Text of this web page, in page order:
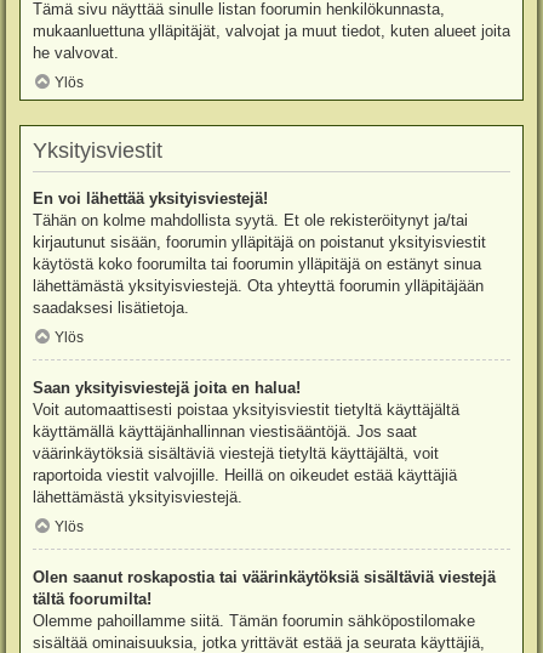
Tämä sivu näyttää sinulle listan foorumin henkilökunnasta,
mukaanluettuna ylläpitäjät, valvojat ja muut tiedot, kuten alueet joita
he valvovat.
Ylös
Yksityisviestit
En voi lähettää yksityisviestejä!
Tähän on kolme mahdollista syytä. Et ole rekisteröitynyt ja/tai
kirjautunut sisään, foorumin ylläpitäjä on poistanut yksityisviestit
käytöstä koko foorumilta tai foorumin ylläpitäjä on estänyt sinua
lähettämästä yksityisviestejä. Ota yhteyttä foorumin ylläpitäjään
saadaksesi lisätietoja.
Ylös
Saan yksityisviestejä joita en halua!
Voit automaattisesti poistaa yksityisviestit tietyltä käyttäjältä
käyttämällä käyttäjänhallinnan viestisääntöjä. Jos saat
väärinkäytöksiä sisältäviä viestejä tietyltä käyttäjältä, voit
raportoida viestit valvojille. Heillä on oikeudet estää käyttäjiä
lähettämästä yksityisviestejä.
Ylös
Olen saanut roskapostia tai väärinkäytöksiä sisältäviä viestejä
tältä foorumilta!
Olemme pahoillamme siitä. Tämän foorumin sähköpostilomake
sisältää ominaisuuksia, jotka yrittävät estää ja seurata käyttäjiä,